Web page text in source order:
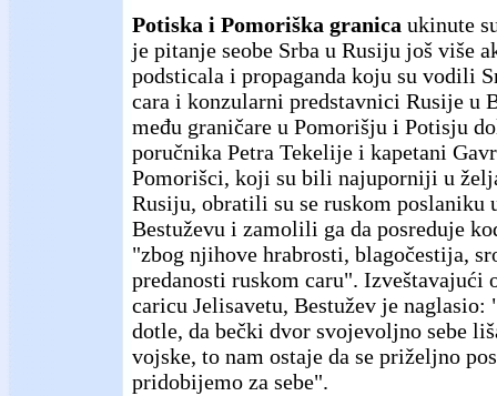
Potiska i Pomoriška granica ukinute
je pitanje seobe Srba u Rusiju još više
podsticala i propaganda koju su vodili
cara i konzularni predstavnici Rusije u
među graničare u Pomorišju i Potisju
poručnika Petra Tekelije i kapetani
Pomorišci, koji su bili najuporniji u
Rusiju, obratili su se ruskom poslaniku
Bestuževu i zamolili ga da posreduje
"zbog njihove hrabrosti, blagočestija,
predanosti ruskom caru". Izveštavajući
caricu Jelisavetu, Bestužev je naglasio:
dotle, da bečki dvor svojevoljno sebe
vojske, to nam ostaje da se priželjno
pridobijemo za sebe".